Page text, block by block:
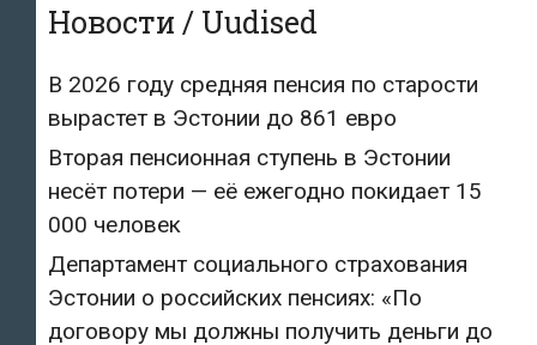
Новости / Uudised
В 2026 году средняя пенсия по старости
вырастет в Эстонии до 861 евро
Вторая пенсионная ступень в Эстонии
несёт потери — её ежегодно покидает 15
000 человек
Департамент социального страхования
Эстонии о российских пенсиях: «По
договору мы должны получить деньги до